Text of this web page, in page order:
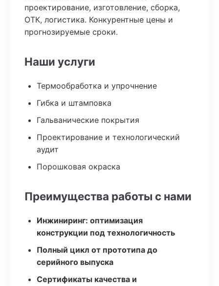
проектирование, изготовление, сборка,
ОТК, логистика. Конкурентные цены и
прогнозируемые сроки.
Наши услуги
Термообработка и упрочнение
Гибка и штамповка
Гальванические покрытия
Проектирование и технологический
аудит
Порошковая окраска
Преимущества работы с нами
Инжиниринг: оптимизация
конструкции под технологичность
Полный цикл от прототипа до
серийного выпуска
Сертификаты качества и